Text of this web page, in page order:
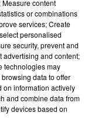
chef du
maire du
pour la
au côté de Jean-
fois que la
comme ce fut le
du Mans, la
de
de
content
or combinations
services; Create
personalised
security, prevent and
advertising and content;
technologies may
data to offer
on information actively
and combine data from
devices based on